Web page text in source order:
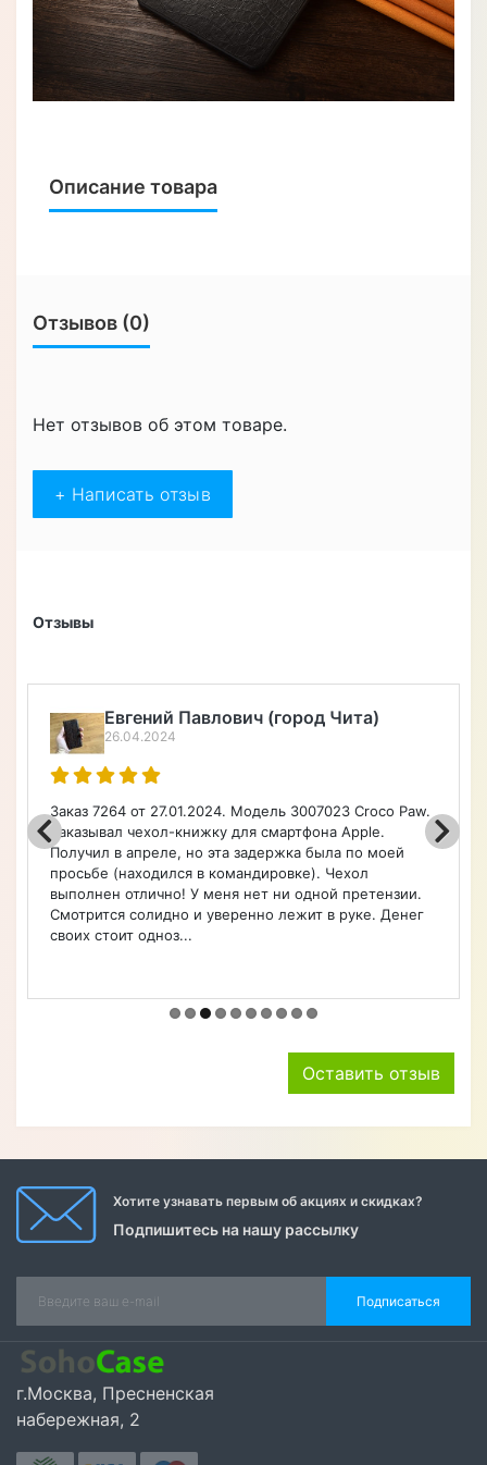
Описание товара
Отзывов (0)
Нет отзывов об этом товаре.
+ Написать отзыв
Отзывы
Алексей Верегин
22.04.2024
Порадовал широкий ассортимент по каталогу на
чехлы, очень быстро оформил заказ. Чехол удобный.
Советую.
Оставить отзыв
Хотите узнавать первым об акциях и скидках?
Подпишитесь на нашу рассылку
Подписаться
г.Москва, Пресненская
набережная, 2